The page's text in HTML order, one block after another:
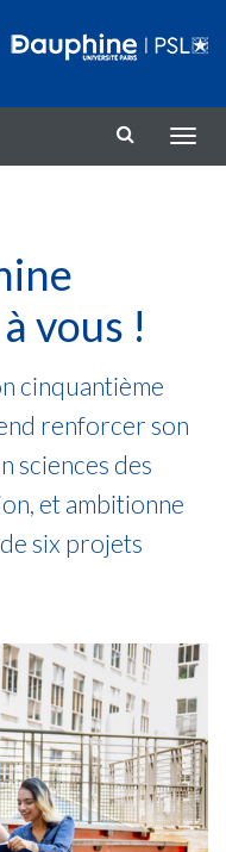
la
vous !
cinquantième
renforcer son
sciences des
et ambitionne
six projets